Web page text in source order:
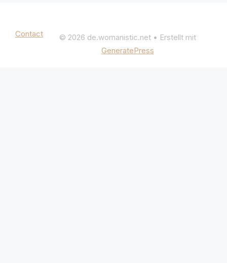
Contact © 2026 de.womanistic.net• Erstellt mit
GeneratePress